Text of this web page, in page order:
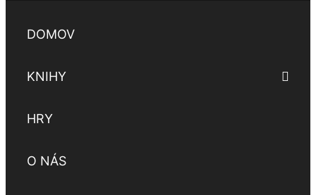
DOMOV
KNIHY
HRY
O NÁS